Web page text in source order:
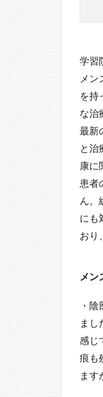
学習
メ
を持
な治
最新
と治
康に
患者
ん。
にも
おり
メ
・
まし
感じ
痕も
ます